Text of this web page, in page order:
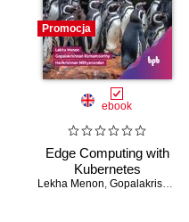
Promocja
ebook
Edge Computing with
Kubernetes
Lekha Menon, Gopalakrishnan Ramamoorthy